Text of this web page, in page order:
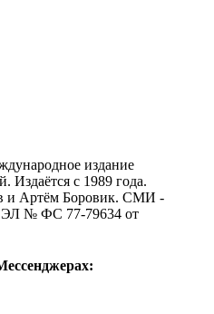
издание
Издаётся с 1989 года.
и Артём Боровик. CМИ -
ЭЛ № ФС 77-79634 от